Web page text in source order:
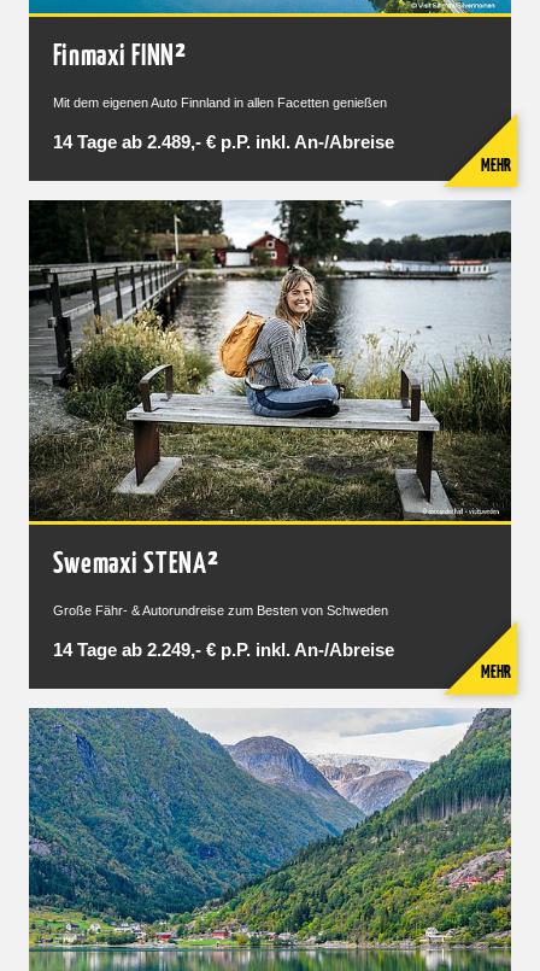
Finmaxi FINN²
Mit dem eigenen Auto Finnland in allen Facetten genießen
14 Tage ab 2.489,- € p.P. inkl. An-/Abreise
MEHR
Swemaxi STENA²
Große Fähr- & Autorundreise zum Besten von Schweden
14 Tage ab 2.249,- € p.P. inkl. An-/Abreise
MEHR